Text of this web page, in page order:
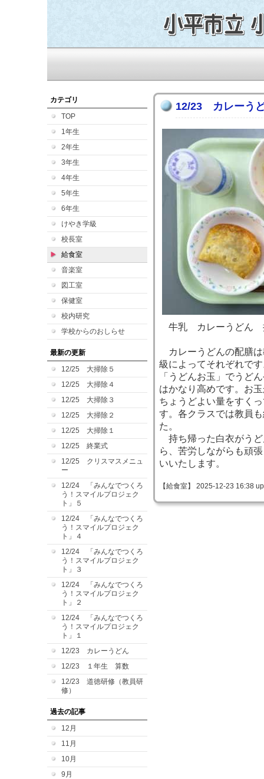
カテゴリ
TOP
1年生
2年生
3年生
4年生
5年生
6年生
けやき学級
校長室
給食室
音楽室
図工室
保健室
校内研究
学校からのおしらせ
最新の更新
12/25 大掃除５
12/25 大掃除４
12/25 大掃除３
12/25 大掃除２
12/25 大掃除１
12/25 終業式
12/25 クリスマスメニュ
ー
12/24 「みんなでつくろ
う！スマイルプロジェク
ト」５
12/24 「みんなでつくろ
う！スマイルプロジェク
ト」４
12/24 「みんなでつくろ
う！スマイルプロジェク
ト」３
12/24 「みんなでつくろ
う！スマイルプロジェク
ト」２
12/24 「みんなでつくろ
う！スマイルプロジェク
ト」１
12/23 カレーうどん
12/23 １年生 算数
12/23 道徳研修（教員研
修）
過去の記事
12月
11月
10月
9月
12/23 カレーう
牛乳 カレーうどん
カレーうどんの配膳は
級によってそれぞれで
「うどんお玉」でうど
はかなり高めです。お
ちょうどよい量をすく
す。各クラスでは教員
た。
持ち帰った白衣がうど
ら、苦労しながらも頑
いいたします。
【給食室】 2025-12-23 16:38